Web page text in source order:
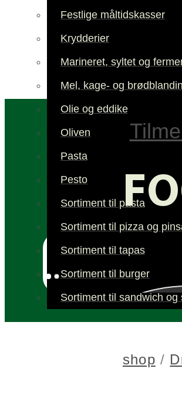
Festlige måltidskasser
Krydderier
Marineret, syltet og
Mel, kage- og
Olie og eddike
Oliven
Pasta
Pesto
Sortiment til pasta
Sortiment til pizza og
Sortiment til tapas
Sortiment til burger
Sortiment til sandwich og
shop /